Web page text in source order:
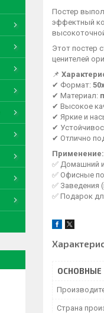
Постер
эффектный
Этот постер
ценителей
📌
✔ Формат:
✔ Материал:
✔ Высокое
✔ Яркие и
✔
✔ Отлично
Применение:
✅ Домашний
✅ Офисные
✅ Заведения
✅ Подарок
ОСНОВНЫЕ
Страна